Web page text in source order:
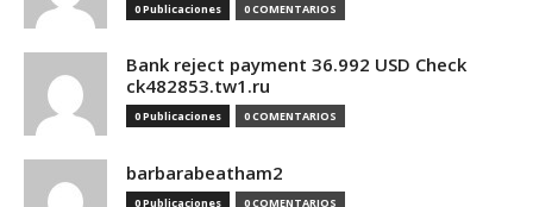
0 Publicaciones 0 COMENTARIOS
Bank reject payment 36.992 USD Check
ck482853.tw1.ru
0 Publicaciones 0 COMENTARIOS
barbarabeatham2
0 Publicaciones 0 COMENTARIOS